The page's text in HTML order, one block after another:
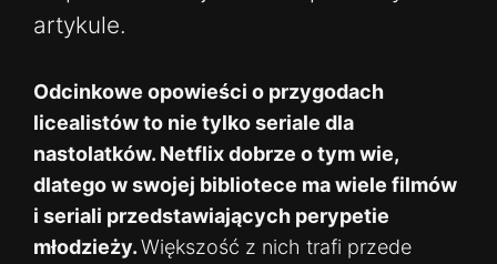
artykule.
Odcinkowe opowieści o przygodach
licealistów to nie tylko seriale dla
nastolatków. Netflix dobrze o tym wie,
dlatego w swojej bibliotece ma wiele filmów
i seriali przedstawiających perypetie
młodzieży.Większość z nich trafi przede